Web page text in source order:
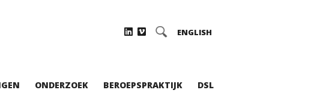
ENGLISH
ONDERZOEK BEROEPSPRAKTIJK DSL